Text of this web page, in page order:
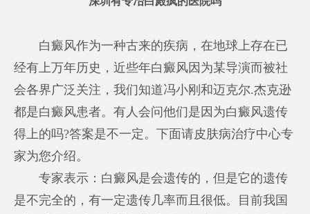
白癜风作为一种古来的疾病，在地球上存在已
经有上万年历史，近些年白癜风因为某导演而被社
会各界广泛关注，我们知道冯小刚和迈克尔.杰克逊
都是白癜风患者。有人会问他们是因为白癜风遗传
得上的吗?答案是不一定。下面请皮肤病治疗中心专
家为您介绍。
专家表示：白癜风是会遗传的，但是它的遗传
是不完全的，有一定遗传几率而且很低。目前我国